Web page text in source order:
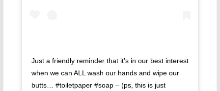
Just a friendly reminder that it’s in our best interest
when we can ALL wash our hands and wipe our
butts… #toiletpaper #soap – (ps, this is just